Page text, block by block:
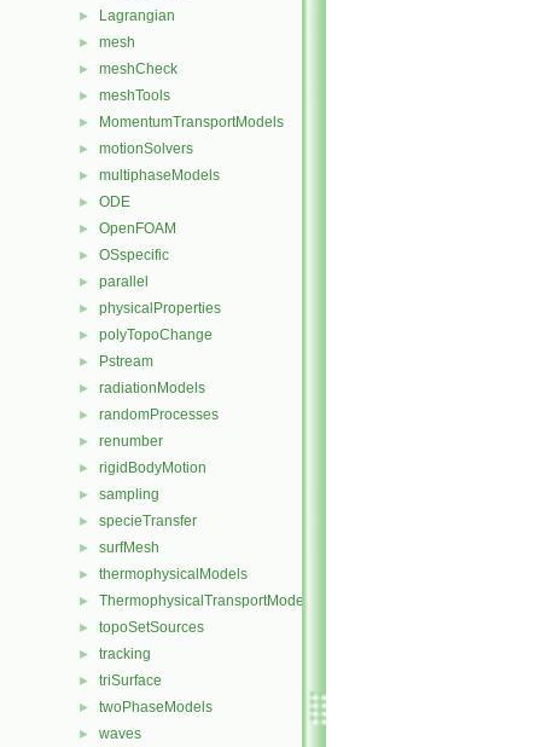
► Lagrangian
► mesh
► meshCheck
► meshTools
► MomentumTransportModels
► motionSolvers
► multiphaseModels
► ODE
► OpenFOAM
► OSspecific
► parallel
► physicalProperties
► polyTopoChange
► Pstream
► radiationModels
► randomProcesses
► renumber
► rigidBodyMotion
► sampling
► specieTransfer
► surfMesh
► thermophysicalModels
► ThermophysicalTransportModels
► topoSetSources
► tracking
► triSurface
► twoPhaseModels
► waves